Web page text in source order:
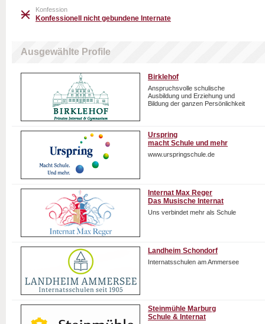
Konfession
Konfessionell nicht gebundene Internate
Ausgewählte Profile
Birklehof
Anspruchsvolle schulische
Ausbildung und Erziehung und
Bildung der ganzen Persönlichkeit
Urspring
macht Schule und mehr
www.urspringschule.de
Internat Max Reger
Das Musische Internat
Uns verbindet mehr als Schule
Landheim Schondorf
Internatsschulen am Ammersee
Steinmühle Marburg
Schule & Internat